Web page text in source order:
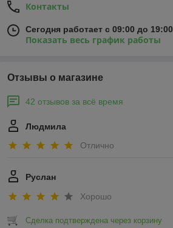
Контакты
Сегодня работает с 09:00 до 19:00
Показать весь график работы
Отзывы о магазине
42 отзывов за всё время
Людмила
Отлично
Руслан
Хорошо
Сделка подтверждена через корзину